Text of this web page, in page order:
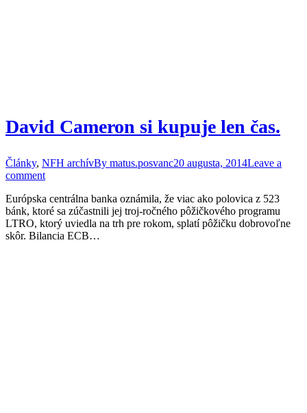
David Cameron si kupuje len čas.
Články, NFH archívBy matus.posvanc20 augusta, 2014Leave a
comment
Európska centrálna banka oznámila, že viac ako polovica z 523
bánk, ktoré sa zúčastnili jej troj-ročného pôžičkového programu
LTRO, ktorý uviedla na trh pre rokom, splatí pôžičku dobrovoľne
skôr. Bilancia ECB…